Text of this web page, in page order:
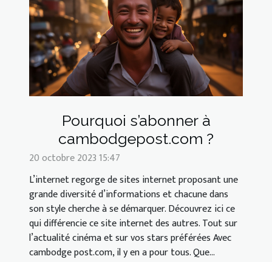
Pourquoi s’abonner à
cambodgepost.com ?
20 octobre 2023 15:47
L’internet regorge de sites internet proposant une
grande diversité d’informations et chacune dans
son style cherche à se démarquer. Découvrez ici ce
qui différencie ce site internet des autres. Tout sur
l’actualité cinéma et sur vos stars préférées Avec
cambodge post.com, il y en a pour tous. Que...